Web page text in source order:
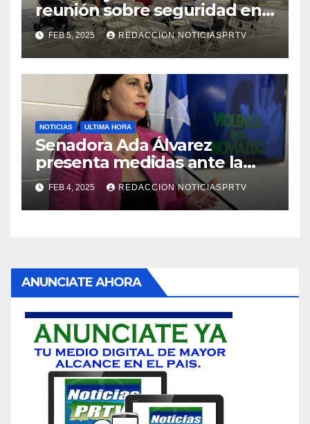
reunión sobre seguridad en
Reparto Metropolitano
FEB 5, 2025 REDACCION NOTICIASPRTV
NOTICIAS ULTIMA HORA
Senadora Ada Álvarez
presenta medidas ante la
violencia en el noviazgo
FEB 4, 2025 REDACCION NOTICIASPRTV
ANUNCIATE AHORA